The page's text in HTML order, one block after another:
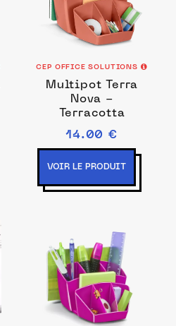
CEP OFFICE SOLUTIONS
Multipot Terra
Nova -
Terracotta
14.00 €
VOIR LE PRODUIT